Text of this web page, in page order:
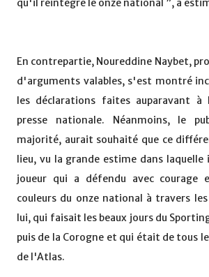
qu'il réintègre le onze national ”, a
En contrepartie, Noureddine Naybet,
d'arguments valables, s'est montré
les déclarations faites auparavant
presse nationale. Néanmoins, le
majorité, aurait souhaité que ce
lieu, vu la grande estime dans
joueur qui a défendu avec courage
couleurs du onze national à travers
lui, qui faisait les beaux jours du
puis de la Corogne et qui était de tous
de l'Atlas.